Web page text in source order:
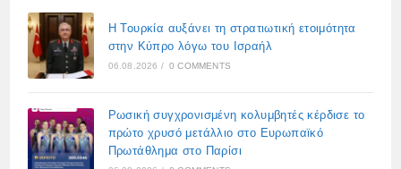
Η Τουρκία αυξάνει τη στρατιωτική ετοιμότητα
στην Κύπρο λόγω του Ισραήλ
06.08.2026 / 0 COMMENTS
Ρωσική συγχρονισμένη κολυμβητές κέρδισε το
πρώτο χρυσό μετάλλιο στο Ευρωπαϊκό
Πρωτάθλημα στο Παρίσι